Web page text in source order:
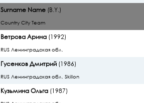
Surname Name (B.Y.)
Country City Team
Ветрова Арина(1992)
RUS Ленинградская обл.
Гусенков Дмитрий(1986)
RUS Ленинградская обл. Skillon
Кузьмина Ольга(1987)